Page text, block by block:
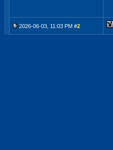
2026-06-03, 11:03 PM #2